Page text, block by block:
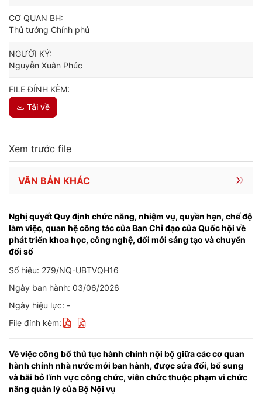
CƠ QUAN BH:
Thủ tướng Chính phủ
NGƯỜI KÝ:
Nguyễn Xuân Phúc
FILE ĐÍNH KÈM:
Tải về
Xem trước file
VĂN BẢN KHÁC
Nghị quyết Quy định chức năng, nhiệm vụ, quyền hạn, chế độ
làm việc, quan hệ công tác của Ban Chỉ đạo của Quốc hội về
phát triển khoa học, công nghệ, đổi mới sáng tạo và chuyển
đổi số
Số hiệu: 279/NQ-UBTVQH16
Ngày ban hành: 03/06/2026
Ngày hiệu lực: -
File đính kèm:
Về việc công bố thủ tục hành chính nội bộ giữa các cơ quan
hành chính nhà nước mới ban hành, được sửa đổi, bổ sung
và bãi bỏ lĩnh vực công chức, viên chức thuộc phạm vi chức
năng quản lý của Bộ Nội vụ